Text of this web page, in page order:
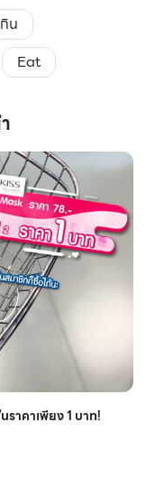
น
Eat
าคาเพียง 1 บาท!